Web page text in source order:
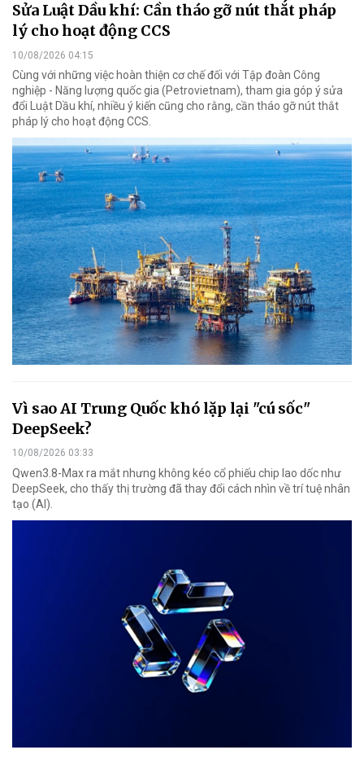
Sửa Luật Dầu khí: Cần tháo gỡ nút thắt pháp
lý cho hoạt động CCS
10/08/2026 04:15
Cùng với những việc hoàn thiện cơ chế đối với Tập đoàn Công
nghiệp - Năng lượng quốc gia (Petrovietnam), tham gia góp ý sửa
đổi Luật Dầu khí, nhiều ý kiến cũng cho rằng, cần tháo gỡ nút thắt
pháp lý cho hoạt động CCS.
Vì sao AI Trung Quốc khó lặp lại "cú sốc"
DeepSeek?
10/08/2026 03:33
Qwen3.8-Max ra mắt nhưng không kéo cổ phiếu chip lao dốc như
DeepSeek, cho thấy thị trường đã thay đổi cách nhìn về trí tuệ nhân
tạo (AI).